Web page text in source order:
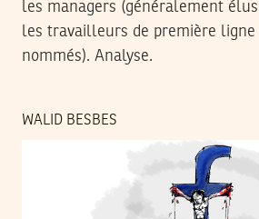
les managers (généralement
les travailleurs de première
nommés). Analyse.
WALID BESBES